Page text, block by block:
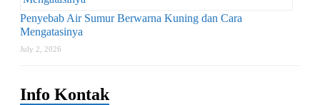
Penyebab Air Sumur Berwarna Kuning dan Cara
Mengatasinya
July 2, 2026
Info Kontak